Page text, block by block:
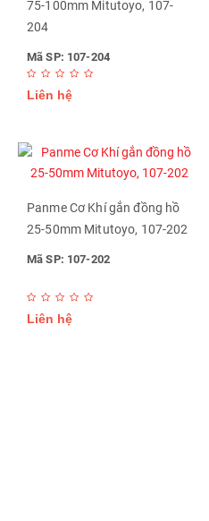
75-100mm Mitutoyo, 107-
204
Mã SP: 107-204
Liên hệ
Panme Cơ Khí gắn đồng hồ
25-50mm Mitutoyo, 107-202
Mã SP: 107-202
Liên hệ